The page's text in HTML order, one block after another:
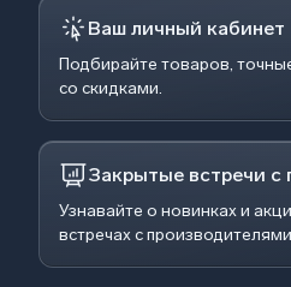
Ваш личный кабинет
Подбирайте товаров,
со скидками.
Закрытые встречи с
Узнавайте о новинках и
встречах с